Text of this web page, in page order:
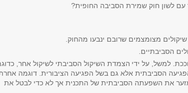
לשון חוק שמירת הסביבה החופית?
מצומצמים שרובם ינבעו מהחוק.
הסביבתיים.
למשל, על ידי הצמדת השיקול הסביבתי לשיקול אחר,
הסביבתית אלא גם בשל הפגיעה הציבורית. דוגמה
את השפעתה הסביבתית של התכנית אך לא כדי לבטל את